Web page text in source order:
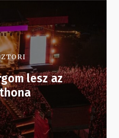
lesz az